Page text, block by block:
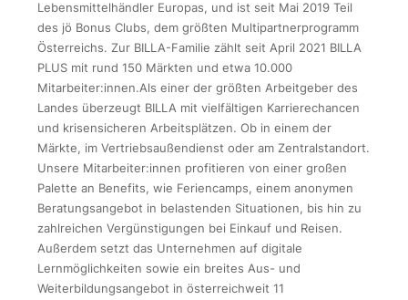
Lebensmittelhändler Europas, und ist seit Mai 2019 Teil
des jö Bonus Clubs, dem größten Multipartnerprogramm
Österreichs. Zur BILLA-Familie zählt seit April 2021 BILLA
PLUS mit rund 150 Märkten und etwa 10.000
Mitarbeiter:innen.Als einer der größten Arbeitgeber des
Landes überzeugt BILLA mit vielfältigen Karrierechancen
und krisensicheren Arbeitsplätzen. Ob in einem der
Märkte, im Vertriebsaußendienst oder am Zentralstandort.
Unsere Mitarbeiter:innen profitieren von einer großen
Palette an Benefits, wie Feriencamps, einem anonymen
Beratungsangebot in belastenden Situationen, bis hin zu
zahlreichen Vergünstigungen bei Einkauf und Reisen.
Außerdem setzt das Unternehmen auf digitale
Lernmöglichkeiten sowie ein breites Aus- und
Weiterbildungsangebot in österreichweit 11